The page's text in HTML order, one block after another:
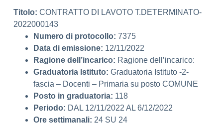
Titolo: CONTRATTO DI LAVOTO T.DETERMINATO-
2022000143
Numero di protocollo: 7375
Data di emissione: 12/11/2022
Ragione dell’incarico: Ragione dell’incarico:
Graduatoria Istituto: Graduatoria Istituto -2-
fascia – Docenti – Primaria su posto COMUNE
Posto in graduatoria: 118
Periodo: DAL 12/11/2022 AL 6/12/2022
Ore settimanali: 24 SU 24